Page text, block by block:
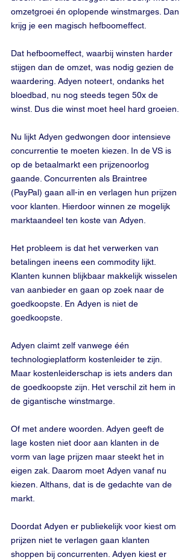
omzetgroei én oplopende winstmarges. Dan
krijg je een magisch hefboomeffect.
Dat hefboomeffect, waarbij winsten harder
stijgen dan de omzet, was nodig gezien de
waardering. Adyen noteert, ondanks het
bloedbad, nu nog steeds tegen 50x de
winst. Dus die winst moet heel hard groeien.
Nu lijkt Adyen gedwongen door intensieve
concurrentie te moeten kiezen. In de VS is
op de betaalmarkt een prijzenoorlog
gaande. Concurrenten als Braintree
(PayPal) gaan all-in en verlagen hun prijzen
voor klanten. Hierdoor winnen ze mogelijk
marktaandeel ten koste van Adyen.
Het probleem is dat het verwerken van
betalingen ineens een commodity lijkt.
Klanten kunnen blijkbaar makkelijk wisselen
van aanbieder en gaan op zoek naar de
goedkoopste. En Adyen is niet de
goedkoopste.
Adyen claimt zelf vanwege één
technologieplatform kostenleider te zijn.
Maar kostenleiderschap is iets anders dan
de goedkoopste zijn. Het verschil zit hem in
de gigantische winstmarge.
Of met andere woorden. Adyen geeft de
lage kosten niet door aan klanten in de
vorm van lage prijzen maar steekt het in
eigen zak. Daarom moet Adyen vanaf nu
kiezen. Althans, dat is de gedachte van de
markt.
Doordat Adyen er publiekelijk voor kiest om
prijzen niet te verlagen gaan klanten
shoppen bij concurrenten. Adyen kiest er